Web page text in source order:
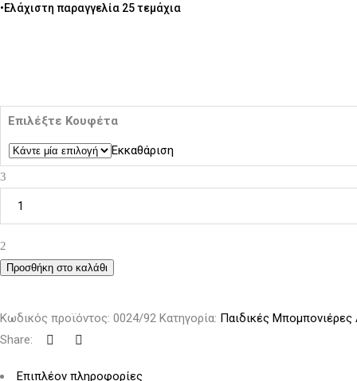
•Ελάχιστη παραγγελία 25 τεμάχια
Επιλέξτε Κουφέτα
Εκκαθάριση
Παιδική
Ξύλινο
παιχνίδι
ποσότητα
Προσθήκη στο καλάθι
Κωδικός προϊόντος: 0024/92 Κατηγορία: Παιδικές Μπομπονιέρες
Share:
Επιπλέον πληροφορίες